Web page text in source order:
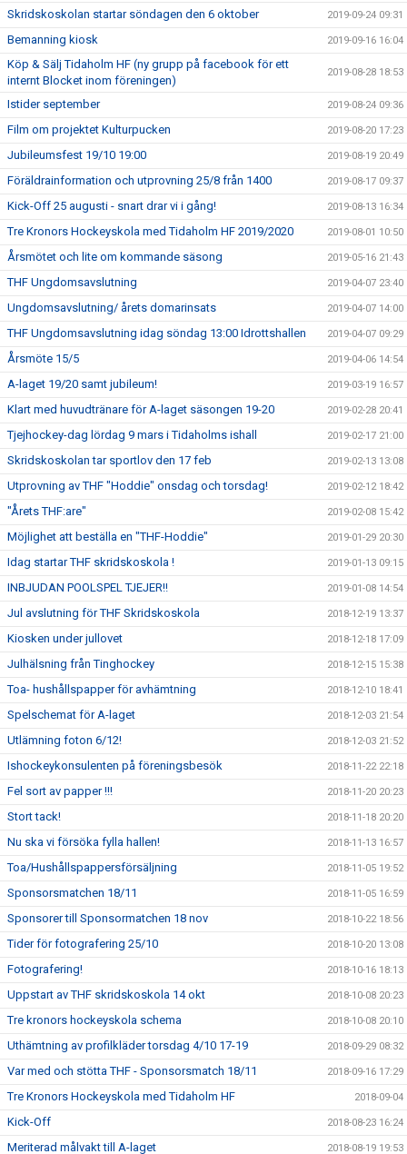
Skridskoskolan startar söndagen den 6 oktober 2019-09-24 09:31
Bemanning kiosk 2019-09-16 16:04
Köp & Sälj Tidaholm HF (ny grupp på facebook för ett
internt Blocket inom föreningen)
2019-08-28 18:53
Istider september 2019-08-24 09:36
Film om projektet Kulturpucken 2019-08-20 17:23
Jubileumsfest 19/10 19:00 2019-08-19 20:49
Föräldrainformation och utprovning 25/8 från 1400 2019-08-17 09:37
Kick-Off 25 augusti - snart drar vi i gång! 2019-08-13 16:34
Tre Kronors Hockeyskola med Tidaholm HF 2019/2020 2019-08-01 10:50
Årsmötet och lite om kommande säsong 2019-05-16 21:43
THF Ungdomsavslutning 2019-04-07 23:40
Ungdomsavslutning/ årets domarinsats 2019-04-07 14:00
THF Ungdomsavslutning idag söndag 13:00 Idrottshallen 2019-04-07 09:29
Årsmöte 15/5 2019-04-06 14:54
A-laget 19/20 samt jubileum! 2019-03-19 16:57
Klart med huvudtränare för A-laget säsongen 19-20 2019-02-28 20:41
Tjejhockey-dag lördag 9 mars i Tidaholms ishall 2019-02-17 21:00
Skridskoskolan tar sportlov den 17 feb 2019-02-13 13:08
Utprovning av THF "Hoddie" onsdag och torsdag! 2019-02-12 18:42
"Årets THF:are" 2019-02-08 15:42
Möjlighet att beställa en "THF-Hoddie" 2019-01-29 20:30
Idag startar THF skridskoskola ! 2019-01-13 09:15
INBJUDAN POOLSPEL TJEJER!! 2019-01-08 14:54
Jul avslutning för THF Skridskoskola 2018-12-19 13:37
Kiosken under jullovet 2018-12-18 17:09
Julhälsning från Tinghockey 2018-12-15 15:38
Toa- hushållspapper för avhämtning 2018-12-10 18:41
Spelschemat för A-laget 2018-12-03 21:54
Utlämning foton 6/12! 2018-12-03 21:52
Ishockeykonsulenten på föreningsbesök 2018-11-22 22:18
Fel sort av papper !!! 2018-11-20 20:23
Stort tack! 2018-11-18 20:20
Nu ska vi försöka fylla hallen! 2018-11-13 16:57
Toa/Hushållspappersförsäljning 2018-11-05 19:52
Sponsorsmatchen 18/11 2018-11-05 16:59
Sponsorer till Sponsormatchen 18 nov 2018-10-22 18:56
Tider för fotografering 25/10 2018-10-20 13:08
Fotografering! 2018-10-16 18:13
Uppstart av THF skridskoskola 14 okt 2018-10-08 20:23
Tre kronors hockeyskola schema 2018-10-08 20:10
Uthämtning av profilkläder torsdag 4/10 17-19 2018-09-29 08:32
Var med och stötta THF - Sponsorsmatch 18/11 2018-09-16 17:29
Tre Kronors Hockeyskola med Tidaholm HF 2018-09-04
Kick-Off 2018-08-23 16:24
Meriterad målvakt till A-laget 2018-08-19 19:53